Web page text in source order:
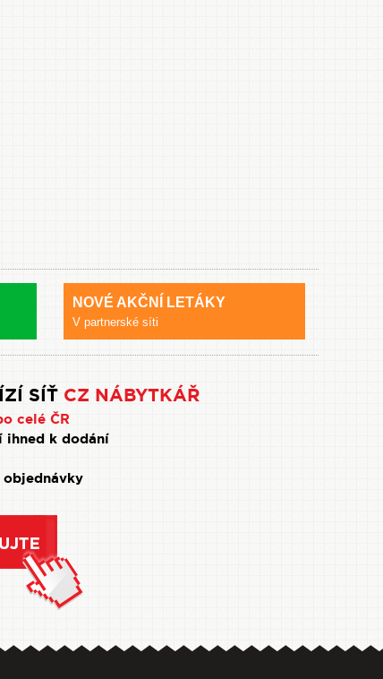
NOVÉ AKČNÍ LETÁKY
V partnerské síti
SÍŤ CZ NÁBYTKÁŘ
celé ČR
ihned k dodání